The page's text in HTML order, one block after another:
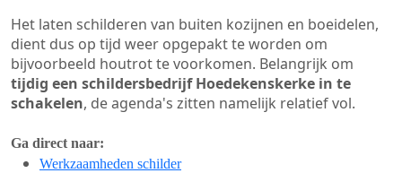
Het laten schilderen van buiten kozijnen en boeidelen,
dient dus op tijd weer opgepakt te worden om
bijvoorbeeld houtrot te voorkomen. Belangrijk om
tijdig een schildersbedrijf Hoedekenskerke in te
schakelen, de agenda's zitten namelijk relatief vol.
Ga direct naar:
Werkzaamheden schilder